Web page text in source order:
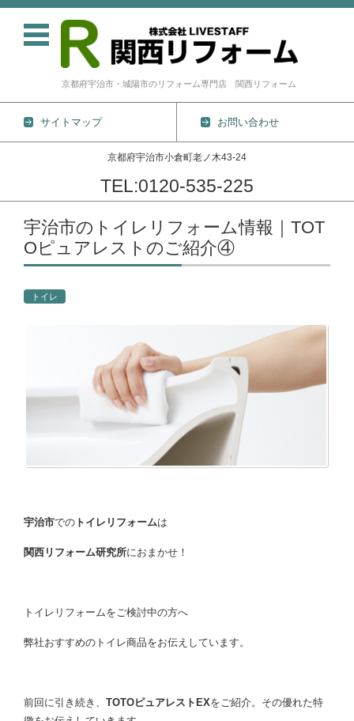
京都府宇治市・城陽市のリフォーム専門店 関西リフォーム
サイトマップ お問い合わせ
京都府宇治市小倉町老ノ木43-24
TEL:0120-535-225
コンテンツに移動
宇治市のトイレリフォーム情報｜TOT
Oピュアレストのご紹介④
トイレ
宇治市での トイレリフォームは
関西リフォーム研究所におまかせ！
トイレリフォームをご検討中の方へ
弊社おすすめのトイレ商品をお伝えしています。
前回に引き続き、 TOTOピュアレストEXをご紹介。その優れた特